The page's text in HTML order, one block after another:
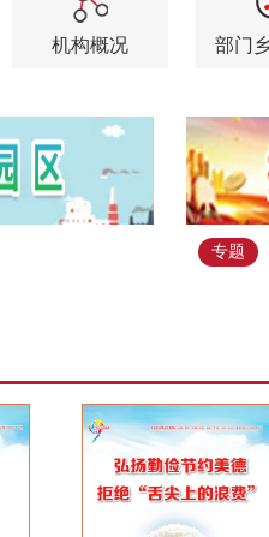
机构概况 部门
社会福
专题